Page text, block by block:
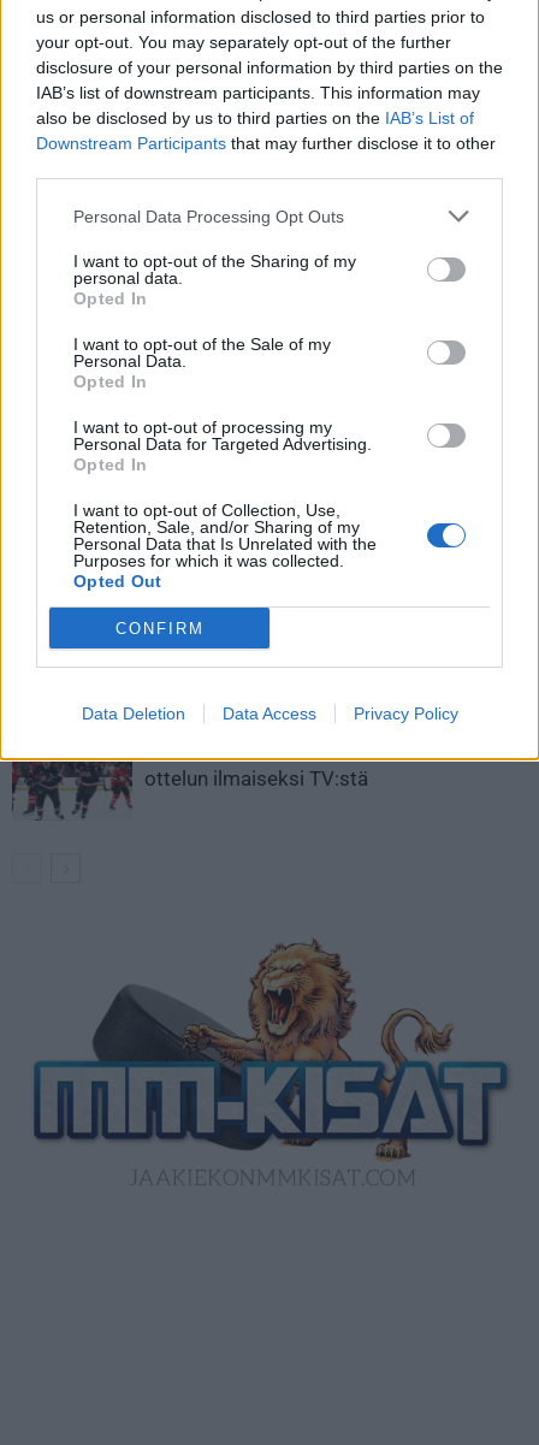
us or personal information disclosed to third parties prior to
your opt-out. You may separately opt-out of the further
disclosure of your personal information by third parties on the
IAB’s list of downstream participants. This information may
also be disclosed by us to third parties on the IAB’s List of
Downstream Participants that may further disclose it to other
Personal Data Processing Opt Outs
I want to opt-out of the Sharing of my
personal data.
Opted In
I want to opt-out of the Sale of my
Personal Data.
Opted In
I want to opt-out of processing my
Personal Data for Targeted Advertising.
Opted In
I want to opt-out of Collection, Use,
Retention, Sale, and/or Sharing of my
Personal Data that Is Unrelated with the
Purposes for which it was collected.
Opted Out
CONFIRM
Data Deletion Data Access Privacy Policy
Ben Blood lensi heti suihkuun!
– Huitoi Ilveksen Jani Nymania
Koominen tilanne
toimittajaa: ”Aika ässän vedit
LIITTYVÄT ARTIKKELIT LISÄÄ TEKIJÄLTÄ
Leijonat julkisti ketjut Sveitsi-peliin –
Aleksander Barkov tekee paluun
kaukaloon
Venäläisveskari sekosi Suomen 2.
divisioonassa – sai samasta tilanteesta
ottelun ilmaiseksi TV:stä